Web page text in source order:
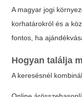
A magyar jogi
korhatárokról és a
fontos, ha
Hogyan találja
A keresésnél